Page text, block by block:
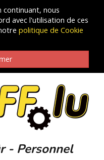
continuant, nous
avec l'utilisation de ces
politique de Cookie
- Personnel